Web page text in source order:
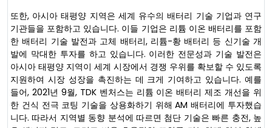
또한, 아시아 태평양 지역은 세계 유수의 배터리 기술 기업과 연구
기관들을 포함하고 있습니다. 이들 기업은 리튬 이온 배터리를 포함
한 배터리 기술 발전과 고체 배터리, 리튬-황 배터리 등 신기술 개
발에 막대한 투자를 하고 있습니다. 이러한 전문성과 기술 발전은
아시아 태평양 지역이 세계 시장에서 경쟁 우위를 확보할 수 있도록
지원하여 시장 성장을 촉진하는 데 크게 기여하고 있습니다. 예를
들어, 2021년 9월, TDK 벤처스는 리튬 이온 배터리 제조 개선을 위
한 건식 전극 코팅 기술을 상용화하기 위해 AM 배터리에 투자했습
니다. 따라서 지역별 동향 분석에 따르면 첨단 기술은 빠른 충전, 높